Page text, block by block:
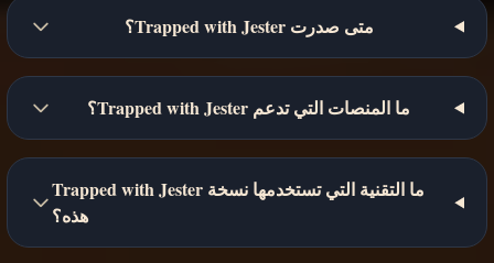
متى صدرت Trapped with Jester؟
ما المنصات التي تدعم Trapped with Jester؟
ما التقنية التي تستخدمها نسخة Trapped with Jester
هذه؟